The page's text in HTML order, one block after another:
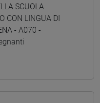
SCUOLA
CON LINGUA DI
- A070 -